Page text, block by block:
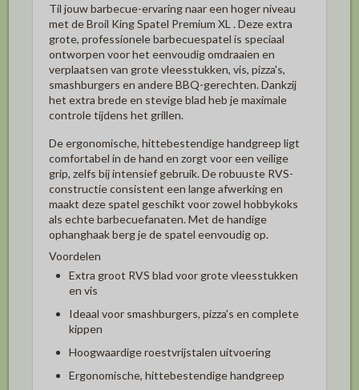
Til jouw barbecue-ervaring naar een hoger niveau
met deBroil King Spatel Premium XL . Deze extra
grote, professionele barbecuespatel is speciaal
ontworpen voor het eenvoudig omdraaien en
verplaatsen van grote vleesstukken, vis, pizza's,
smashburgers en andere BBQ-gerechten. Dankzij
het extra brede en stevige blad heb je maximale
controle tijdens het grillen.
De ergonomische, hittebestendige handgreep ligt
comfortabel in de hand en zorgt voor een veilige
grip, zelfs bij intensief gebruik. De robuuste RVS-
constructie consistent een lange afwerking en
maakt deze spatel geschikt voor zowel hobbykoks
als echte barbecuefanaten. Met de handige
ophanghaak berg je de spatel eenvoudig op.
Voordelen
Extra groot RVS blad voor grote vleesstukken
en vis
Ideaal voor smashburgers, pizza's en complete
kippen
Hoogwaardige roestvrijstalen uitvoering
Ergonomische, hittebestendige handgreep